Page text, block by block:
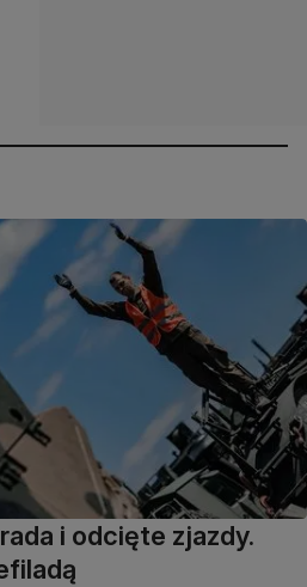
i odcięte zjazdy.